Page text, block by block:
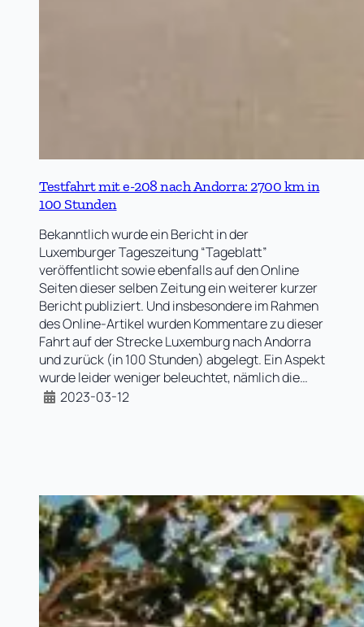
Testfahrt mit e-208 nach Andorra: 2700 km in
100 Stunden
Bekanntlich wurde ein Bericht in der
Luxemburger Tageszeitung “Tageblatt”
veröffentlicht sowie ebenfalls auf den Online
Seiten dieser selben Zeitung ein weiterer kurzer
Bericht publiziert. Und insbesondere im Rahmen
des Online-Artikel wurden Kommentare zu dieser
Fahrt auf der Strecke Luxemburg nach Andorra
und zurück (in 100 Stunden) abgelegt. Ein Aspekt
wurde leider weniger beleuchtet, nämlich die…
2023-03-12